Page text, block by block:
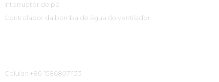
Interruptor de pé
Controlador da bomba de água do ventilador
Celular: +86-15868071133